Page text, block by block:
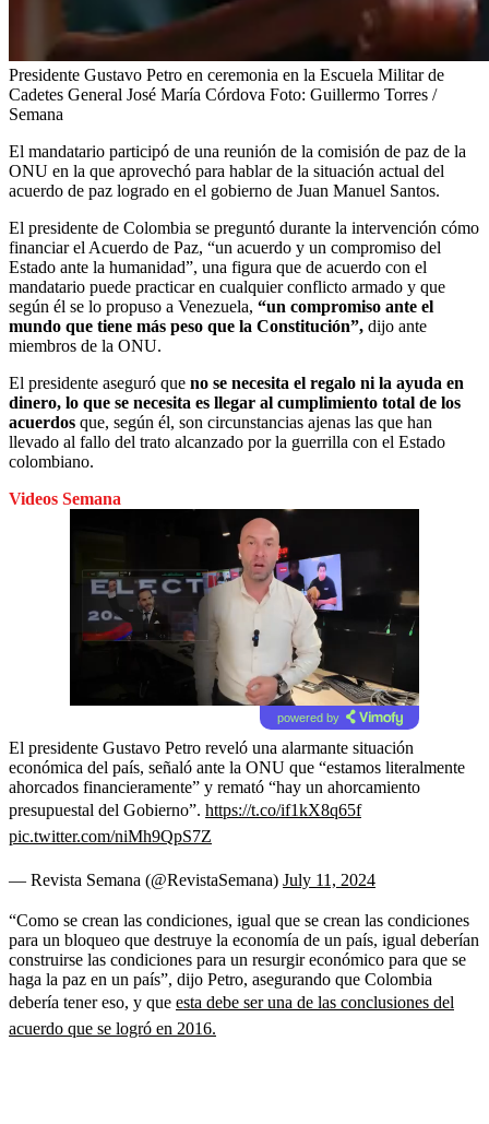
Presidente Gustavo Petro en ceremonia en la Escuela Militar de
Cadetes General José María Córdova Foto: Guillermo Torres /
Semana
El mandatario participó de una reunión de la comisión de paz de la
ONU en la que aprovechó para hablar de la situación actual del
acuerdo de paz logrado en el gobierno de Juan Manuel Santos.
El presidente de Colombia se preguntó durante la intervención cómo
financiar el Acuerdo de Paz, “un acuerdo y un compromiso del
Estado ante la humanidad”, una figura que de acuerdo con el
mandatario puede practicar en cualquier conflicto armado y que
según él se lo propuso a Venezuela, “un compromiso ante el
mundo que tiene más peso que la Constitución”, dijo ante
miembros de la ONU.
El presidente aseguró que no se necesita el regalo ni la ayuda en
dinero, lo que se necesita es llegar al cumplimiento total de los
acuerdos que, según él, son circunstancias ajenas las que han
llevado al fallo del trato alcanzado por la guerrilla con el Estado
colombiano.
Videos Semana
powered by
El presidente Gustavo Petro reveló una alarmante situación
económica del país, señaló ante la ONU que “estamos literalmente
ahorcados financieramente” y remató “hay un ahorcamiento
presupuestal del Gobierno”. https://t.co/if1kX8q65f
pic.twitter.com/niMh9QpS7Z
— Revista Semana (@RevistaSemana) July 11, 2024
“Como se crean las condiciones, igual que se crean las condiciones
para un bloqueo que destruye la economía de un país, igual deberían
construirse las condiciones para un resurgir económico para que se
haga la paz en un país”, dijo Petro, asegurando que Colombia
debería tener eso, y que esta debe ser una de las conclusiones del
acuerdo que se logró en 2016.